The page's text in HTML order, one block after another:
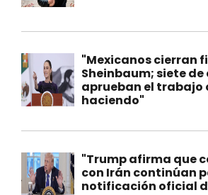
"Mexicanos cierran
Sheinbaum; siete de
aprueban el trabajo
haciendo"
"Trump afirma que
con Irán continúan
notificación oficial